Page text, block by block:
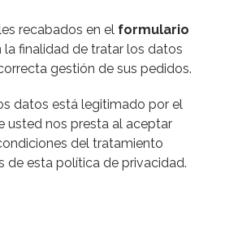
recabados en el formulario
la finalidad de tratar los datos
gestión de sus pedidos.
datos está legitimado por el
usted nos presta al aceptar
del tratamiento
de esta política de privacidad.